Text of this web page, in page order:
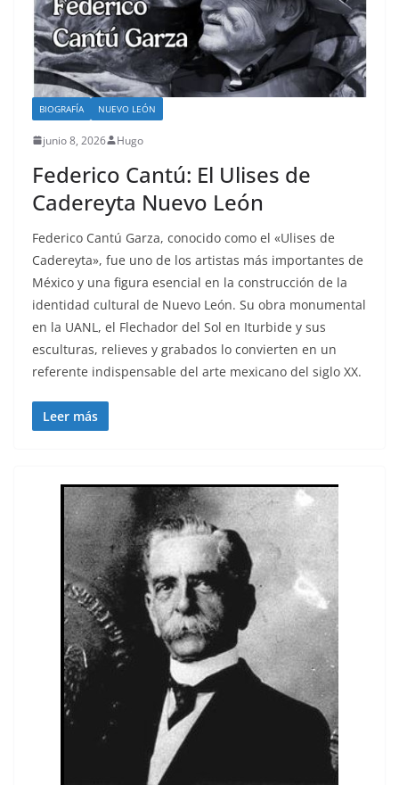
BIOGRAFÍA NUEVO LEÓN
junio 8, 2026 Hugo
Federico Cantú: El Ulises de
Cadereyta Nuevo León
Federico Cantú Garza, conocido como el «Ulises de
Cadereyta», fue uno de los artistas más importantes de
México y una figura esencial en la construcción de la
identidad cultural de Nuevo León. Su obra monumental
en la UANL, el Flechador del Sol en Iturbide y sus
esculturas, relieves y grabados lo convierten en un
referente indispensable del arte mexicano del siglo XX.
Leer más